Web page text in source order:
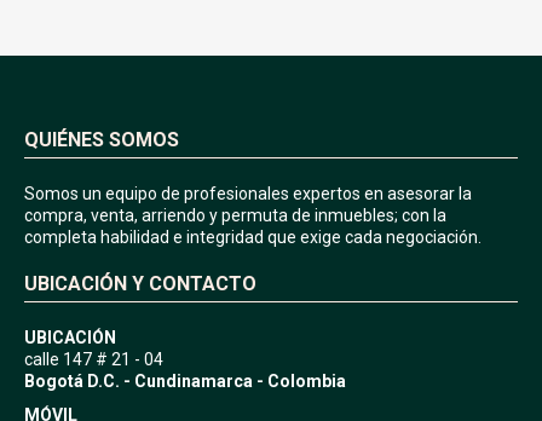
QUIÉNES SOMOS
Somos un equipo de profesionales expertos en asesorar la
compra, venta, arriendo y permuta de inmuebles; con la
completa habilidad e integridad que exige cada negociación.
UBICACIÓN Y CONTACTO
UBICACIÓN
calle 147 # 21 - 04
Bogotá D.C. - Cundinamarca - Colombia
MÓVIL